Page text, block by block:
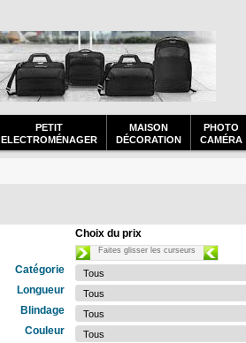
PETIT
ELECTROMÉNAGER
MAISON
DÉCORATION
PHOTO
CAMÉRA
Choix du prix
Faites glisser les curseurs
Catégorie
Longueur
Blindage
Couleur